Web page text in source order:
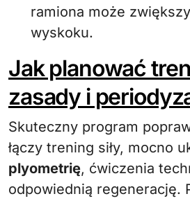
ramiona może
wyskoku.
Jak planować
zasady i
Skuteczny program
łączy trening siły, mocno
plyometrię, ćwiczenia
odpowiednią regenerację.